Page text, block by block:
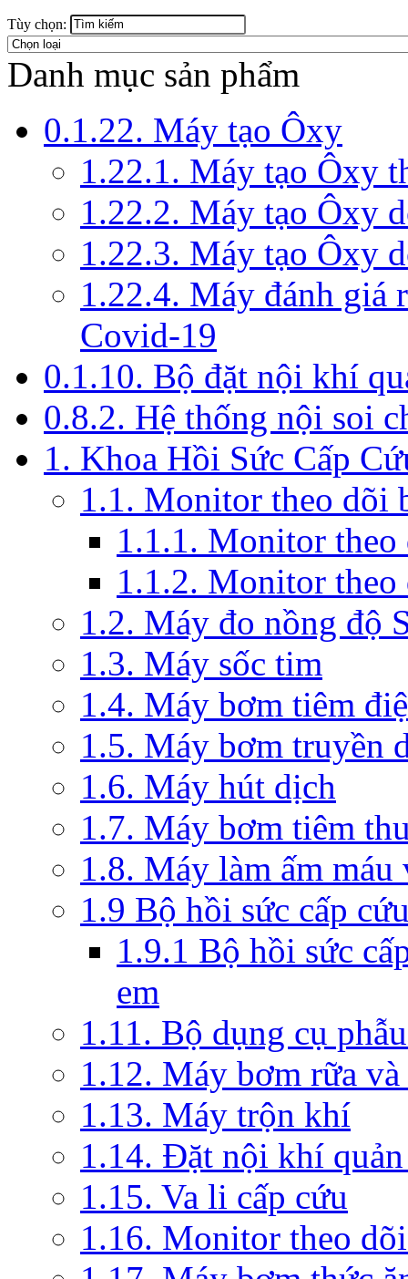
Tùy chọn:
Danh mục sản phẩm
0.1.22. Máy tạo Ôxy
1.22.1. Máy tạo Ôxy
1.22.2. Máy tạo Ôxy
1.22.3. Máy tạo Ôxy
1.22.4. Máy đánh giá
Covid-19
0.1.10. Bộ đặt nội khí
0.8.2. Hệ thống nội soi
1. Khoa Hồi Sức Cấp
1.1. Monitor theo dõi
1.1.1. Monitor theo
1.1.2. Monitor
1.2. Máy đo nồng độ
1.3. Máy sốc tim
1.4. Máy bơm tiêm
1.5. Máy bơm truyền
1.6. Máy hút dịch
1.7. Máy bơm tiêm
1.8. Máy làm ấm
1.9 Bộ hồi sức cấp
1.9.1 Bộ hồi sức
em
1.11. Bộ dụng cụ
1.12. Máy bơm rữa
1.13. Máy trộn khí
1.14. Đặt nội khí
1.15. Va li cấp cứu
1.16. Monitor theo